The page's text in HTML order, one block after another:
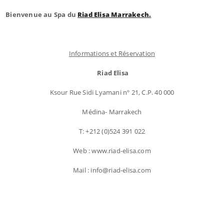
Bienvenue au Spa du Riad Elisa Marrakech.
Informations et Réservation
Riad Elisa
Ksour Rue Sidi Lyamani nº 21, C.P. 40 000
Médina- Marrakech
T: +212 (0)524 391 022
Web : www.riad-elisa.com
Mail : info@riad-elisa.com